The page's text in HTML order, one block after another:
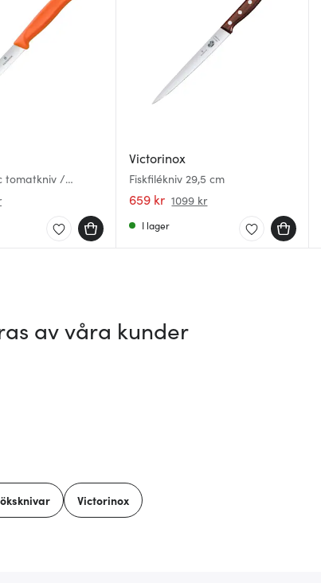
tomatkniv /
11 cm orange
Victorinox
Fiskfilékniv 29,5 cm
659 kr 1099 kr
I lager
av våra kunder
Victorinox